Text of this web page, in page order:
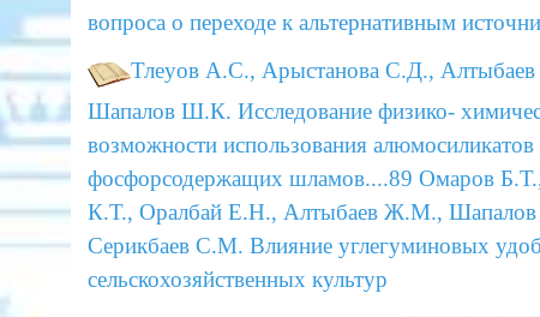
вопроса о переходе к альтернативным
Тлеуов А.С., Арыстанова С.Д.,
Шапалов Ш.К. Исследование физико-
возможности использования алюмосиликатов
фосфорсодержащих шламов....89 Омаров
К.Т., Оралбай Е.Н., Алтыбаев Ж.М.,
Серикбаев С.М. Влияние углегуминовых
сельскохозяйственных культур